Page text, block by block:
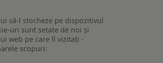
să-l stocheze pe dispozitivul
uri sunt setate de noi și
web pe care îl vizitați -
scopuri: